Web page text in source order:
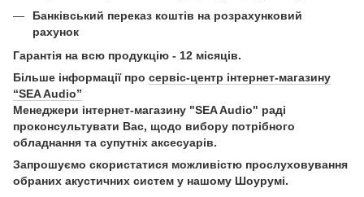
Банківський переказ коштів на розрахунковий
рахунок
Гарантія на всю продукцію - 12 місяців.
Більше інформації про сервіс-центр інтернет-магазину
“SEA Audio”
Менеджери інтернет-магазину "SEA Audio" раді
проконсультувати Вас, щодо вибору потрібного
обладнання та супутніх аксесуарів.
Запрошуємо скористатися можливістю прослуховування
обраних акустичних систем у нашому Шоурумі.